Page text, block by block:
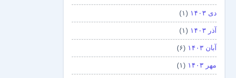
دی ۱۴۰۳ (۱)
آذر ۱۴۰۳ (۱)
آبان ۱۴۰۳ (۶)
مهر ۱۴۰۳ (۱)